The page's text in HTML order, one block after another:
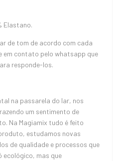
Elastano.
de tom de acordo com cada
em contato pelo whatsapp que
responde-los.
na passarela do lar, nos
um sentimento de
Na Magiamix tudo é feito
estudamos novas
de qualidade e processos que
ecológico, mas que